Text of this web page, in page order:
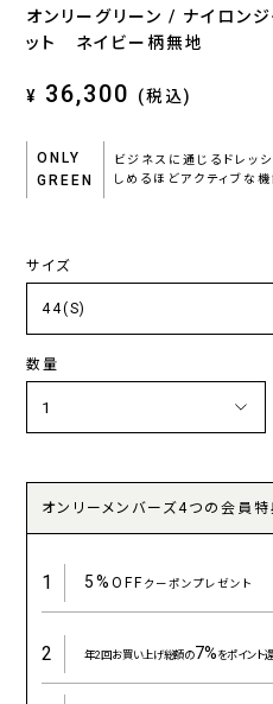
オンリーグリーン / ナイロン
ット ネイビー柄無地
¥ 36,300 (税込)
ONLY
GREEN
ビジネスに通じるドレッ
しめるほどアクティブな
サイズ
数量
オンリーメンバーズ4つの会員特
1 5%OFFクーポンプレゼント
2 年2回お買い上げ総額の7%をポイント